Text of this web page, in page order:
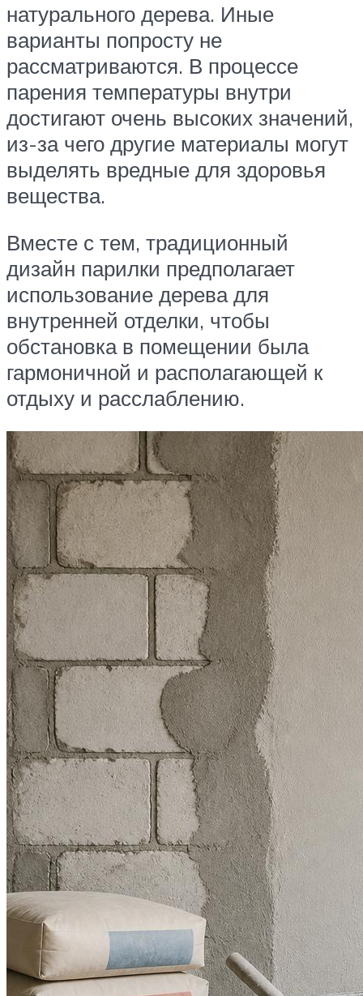
натурального дерева. Иные
варианты попросту не
рассматриваются. В процессе
парения температуры внутри
достигают очень высоких значений,
из-за чего другие материалы могут
выделять вредные для здоровья
вещества.
Вместе с тем, традиционный
дизайн парилки предполагает
использование дерева для
внутренней отделки, чтобы
обстановка в помещении была
гармоничной и располагающей к
отдыху и расслаблению.